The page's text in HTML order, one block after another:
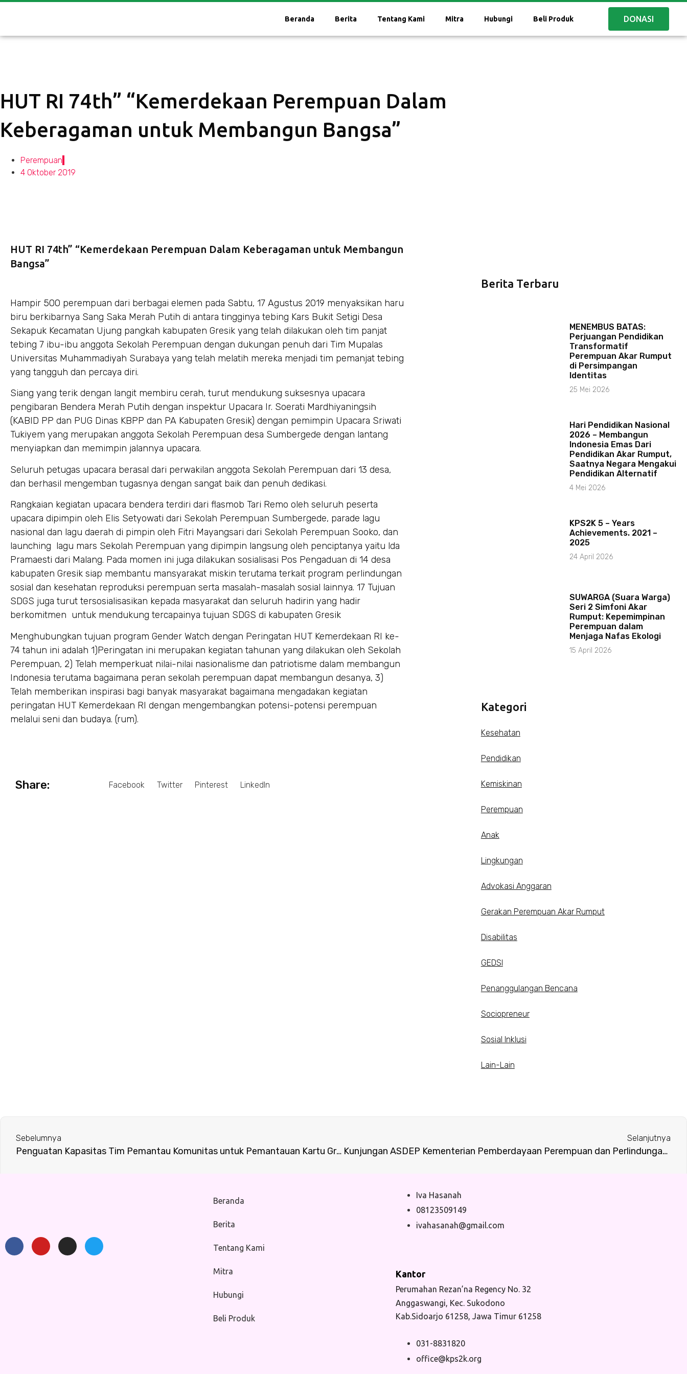
Beranda Berita Tentang Kami Mitra Hubungi Beli Produk DONASI
HUT RI 74th” “Kemerdekaan Perempuan Dalam
Keberagaman untuk Membangun Bangsa”
Perempuan
4 Oktober 2019
HUT RI 74th” “Kemerdekaan Perempuan Dalam Keberagaman untuk Membangun
Bangsa”
Hampir 500 perempuan dari berbagai elemen pada Sabtu, 17 Agustus 2019 menyaksikan haru
biru berkibarnya Sang Saka Merah Putih di antara tingginya tebing Kars Bukit Setigi Desa
Sekapuk Kecamatan Ujung pangkah kabupaten Gresik yang telah dilakukan oleh tim panjat
tebing 7 ibu-ibu anggota Sekolah Perempuan dengan dukungan penuh dari Tim Mupalas
Universitas Muhammadiyah Surabaya yang telah melatih mereka menjadi tim pemanjat tebing
yang tangguh dan percaya diri.
Siang yang terik dengan langit membiru cerah, turut mendukung suksesnya upacara
pengibaran Bendera Merah Putih dengan inspektur Upacara Ir. Soerati Mardhiyaningsih
(KABID PP dan PUG Dinas KBPP dan PA Kabupaten Gresik) dengan pemimpin Upacara Sriwati
Tukiyem yang merupakan anggota Sekolah Perempuan desa Sumbergede dengan lantang
menyiapkan dan memimpin jalannya upacara.
Seluruh petugas upacara berasal dari perwakilan anggota Sekolah Perempuan dari 13 desa,
dan berhasil mengemban tugasnya dengan sangat baik dan penuh dedikasi.
Rangkaian kegiatan upacara bendera terdiri dari flasmob Tari Remo oleh seluruh peserta
upacara dipimpin oleh Elis Setyowati dari Sekolah Perempuan Sumbergede, parade lagu
nasional dan lagu daerah di pimpin oleh Fitri Mayangsari dari Sekolah Perempuan Sooko, dan
launching lagu mars Sekolah Perempuan yang dipimpin langsung oleh penciptanya yaitu lda
Pramaesti dari Malang. Pada momen ini juga dilakukan sosialisasi Pos Pengaduan di 14 desa
kabupaten Gresik siap membantu mansyarakat miskin terutama terkait program perlindungan
sosial dan kesehatan reproduksi perempuan serta masalah-masalah sosial lainnya. 17 Tujuan
SDGS juga turut tersosialisasikan kepada masyarakat dan seluruh hadirin yang hadir
berkomitmen untuk mendukung tercapainya tujuan SDGS di kabupaten Gresik
Menghubungkan tujuan program Gender Watch dengan Peringatan HUT Kemerdekaan RI ke-
74 tahun ini adalah 1)Peringatan ini merupakan kegiatan tahunan yang dilakukan oleh Sekolah
Perempuan, 2) Telah memperkuat nilai-nilai nasionalisme dan patriotisme dalam membangun
Indonesia terutama bagaimana peran sekolah perempuan dapat membangun desanya, 3)
Telah memberikan inspirasi bagi banyak masyarakat bagaimana mengadakan kegiatan
peringatan HUT Kemerdekaan RI dengan mengembangkan potensi-potensi perempuan
melalui seni dan budaya. (rum).
Share: Facebook Twitter Pinterest LinkedIn
Berita Terbaru
MENEMBUS BATAS:
Perjuangan Pendidikan
Transformatif
Perempuan Akar Rumput
di Persimpangan
Identitas
25 Mei 2026
Hari Pendidikan Nasional
2026 – Membangun
Indonesia Emas Dari
Pendidikan Akar Rumput,
Saatnya Negara Mengakui
Pendidikan Alternatif
4 Mei 2026
KPS2K 5 – Years
Achievements. 2021 –
2025
24 April 2026
SUWARGA (Suara Warga)
Seri 2 Simfoni Akar
Rumput: Kepemimpinan
Perempuan dalam
Menjaga Nafas Ekologi
15 April 2026
Kategori
Kesehatan
Pendidikan
Kemiskinan
Perempuan
Anak
Lingkungan
Advokasi Anggaran
Gerakan Perempuan Akar Rumput
Disabilitas
GEDSI
Penanggulangan Bencana
Sociopreneur
Sosial Inklusi
Lain-Lain
Sebelumnya
Penguatan Kapasitas Tim Pemantau Komunitas untuk Pemantauan Kartu Gresik Sehat (KGS)
Selanjutnya
Kunjungan ASDEP Kementerian Pemberdayaan Perempuan dan Perlindungan Anak Pusat (Jakarta)
Beranda
Berita
Tentang Kami
Mitra
Hubungi
Beli Produk
Iva Hasanah
08123509149
ivahasanah@gmail.com
Kantor
Perumahan Rezan’na Regency No. 32
Anggaswangi, Kec. Sukodono
Kab.Sidoarjo 61258, Jawa Timur 61258
031-8831820
office@kps2k.org